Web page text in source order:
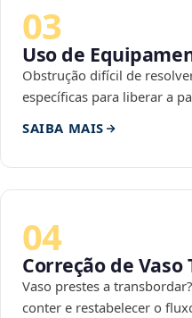
03
Uso de
Obstrução difícil de
específicas para liberar a
SAIBA MAIS
04
Correção de
Vaso prestes a
conter e restabelecer o